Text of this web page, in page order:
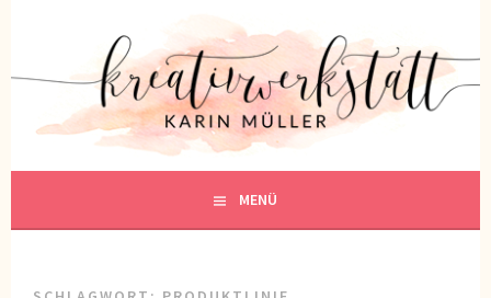
KREATIVWERKSTATT
KREATIV SEIN
MENÜ